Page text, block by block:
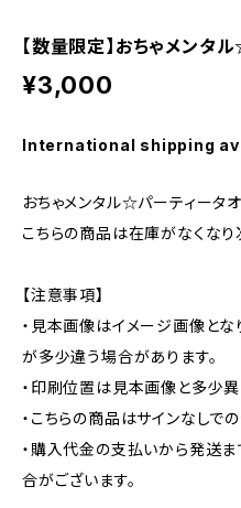
【数量限定】おちゃメンタ
¥3,000
International shipping
おちゃメンタル☆パーティータオ
こちらの商品は在庫がなくなり
【注意事項】
・見本画像はイメージ画像とな
が多少違う場合があります。
・印刷位置は見本画像と多少異
・こちらの商品はサインなしで
・購入代金の支払いから発送
合がございます。